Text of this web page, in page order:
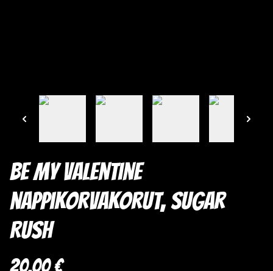
Be my Valentine
nappikorvakorut, Sugar
Rush
20,00 €